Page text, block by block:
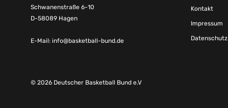
Schwanenstraße 6-10
D-58089 Hagen
E-Mail: info@basketball-bund.de
Kontakt
Impressum
Datenschutz
© 2026 Deutscher Basketball Bund e.V